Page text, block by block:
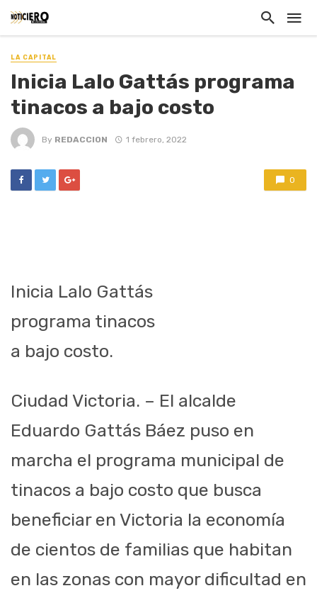
LA CAPITAL
Inicia Lalo Gattás programa
tinacos a bajo costo
By REDACCION 1 febrero, 2022
0
Inicia Lalo Gattás
programa tinacos
a bajo costo.
Ciudad Victoria. – El alcalde
Eduardo Gattás Báez puso en
marcha el programa municipal de
tinacos a bajo costo que busca
beneficiar en Victoria la economía
de cientos de familias que habitan
en las zonas con mayor dificultad en